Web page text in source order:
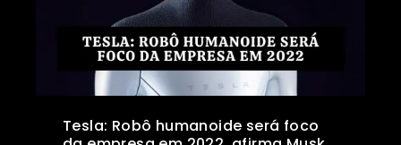
Tesla: Robô humanoide será foco